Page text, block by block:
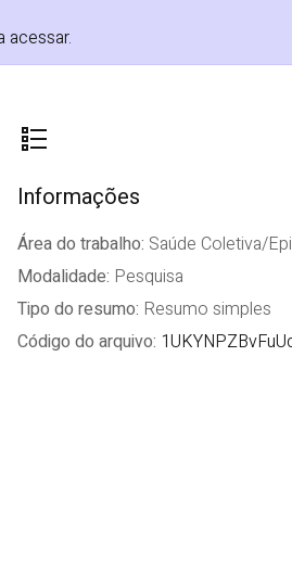
acessar.
Informações
Área do trabalho: Saúde Coletiva/
Modalidade: Pesquisa
Tipo do resumo: Resumo simples
Código do arquivo: